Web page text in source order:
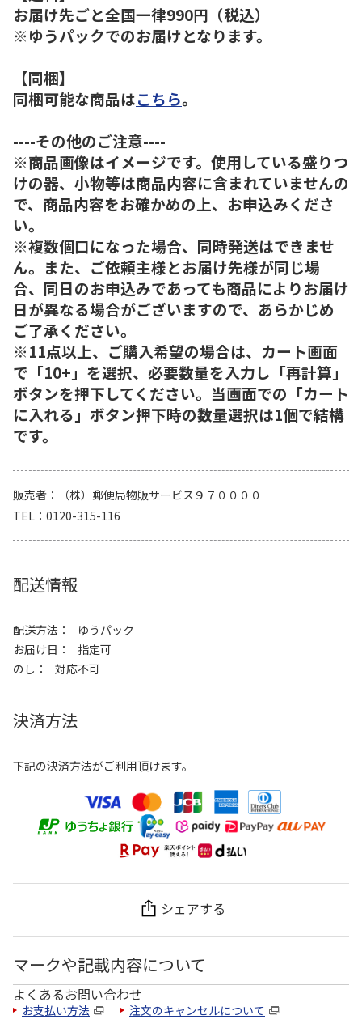
お届け先ごと全国一律990円（税込）
※ゆうパックでのお届けとなります。
【同梱】
同梱可能な商品はこちら。
----その他のご注意----
※商品画像はイメージです。使用している盛りつ
けの器、小物等は商品内容に含まれていませんの
で、商品内容をお確かめの上、お申込みくださ
い。
※複数個口になった場合、同時発送はできませ
ん。また、ご依頼主様とお届け先様が同じ場
合、同日のお申込みであっても商品によりお届け
日が異なる場合がございますので、あらかじめ
ご了承ください。
※11点以上、ご購入希望の場合は、カート画面
で「10+」を選択、必要数量を入力し「再計算」
ボタンを押下してください。当画面での「カート
に入れる」ボタン押下時の数量選択は1個で結構
です。
販売者
（株）郵便局物販サービス９７００００
TEL
0120-315-116
配送情報
配送方法
ゆうパック
お届け日
指定可
のし
対応不可
決済方法
下記の決済方法がご利用頂けます。
シェアする
マークや記載内容について
よくあるお問い合わせ
お支払い方法 注文のキャンセルについて